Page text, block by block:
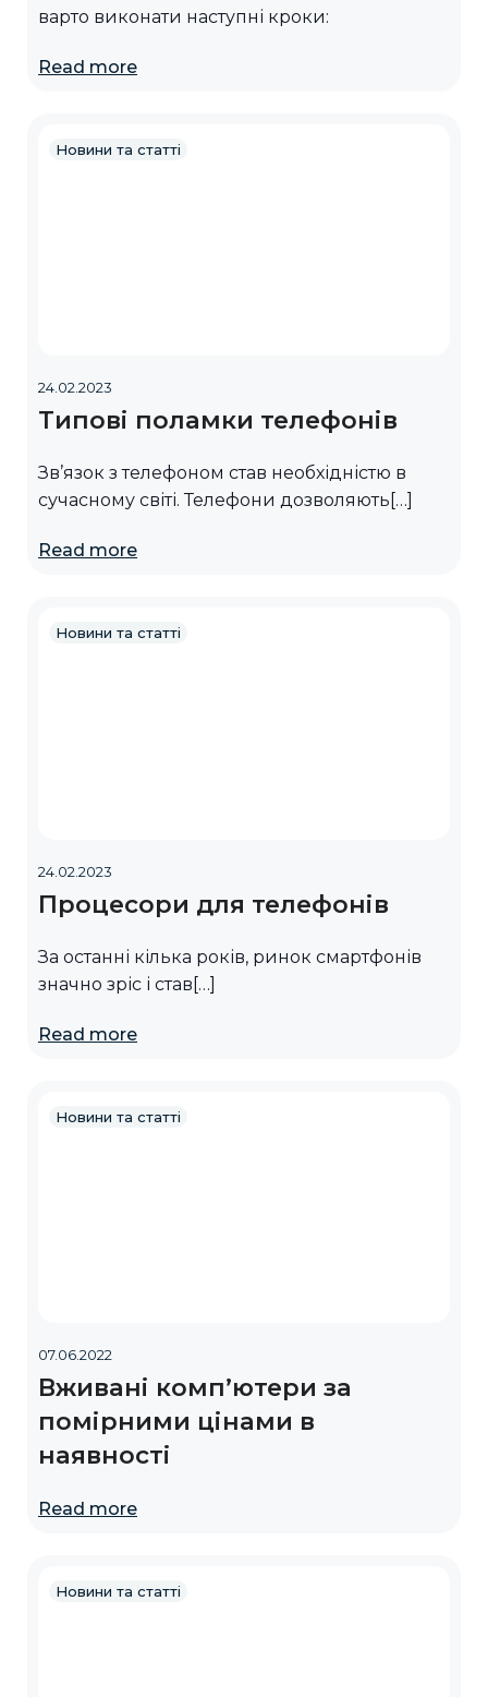
варто виконати наступні кроки:
Read more
Новини та статті
24.02.2023
Типові поламки телефонів
Зв’язок з телефоном став необхідністю в
сучасному світі. Телефони дозволяють[…]
Read more
Новини та статті
24.02.2023
Процесори для телефонів
За останні кілька років, ринок смартфонів
значно зріс і став[…]
Read more
Новини та статті
07.06.2022
Вживані комп’ютери за
помірними цінами в
наявності
Read more
Новини та статті